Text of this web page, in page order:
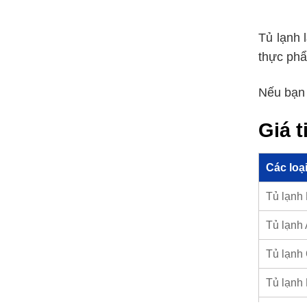
Tủ lạnh
thực
Nếu
Giá
Các
Tủ lạnh
Tủ lạnh
Tủ lạnh
Tủ lạnh